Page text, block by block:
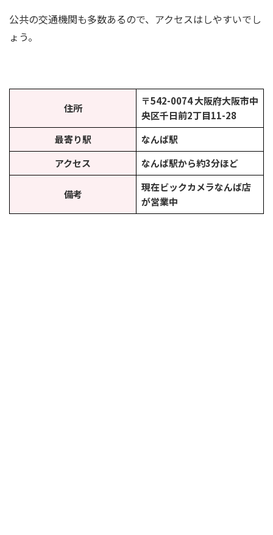
公共の交通機関も多数あるので、アクセスはしやすいでし
ょう。
住所
〒542-0074 大阪府大阪市中
央区千日前2丁目11-28
最寄り駅
なんば駅
アクセス
なんば駅から約3分ほど
備考
現在ビックカメラなんば店
が営業中